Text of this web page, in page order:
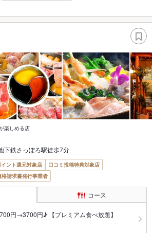
楽しめる店
下鉄さっぽろ駅徒歩7分
ント還元対象店
口コミ投稿特典対象店
格請求書発行事業者
コース
円→3700円♪ 【プレミアム食べ放題】